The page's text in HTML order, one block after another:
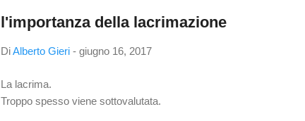
l'importanza della lacrimazione
DiAlberto Gieri - giugno 16, 2017
La lacrima.
Troppo spesso viene sottovalutata.